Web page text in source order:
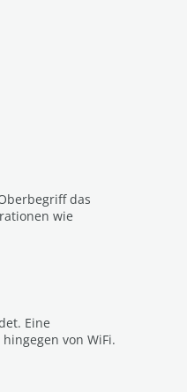
das
wie
Eine
von WiFi.